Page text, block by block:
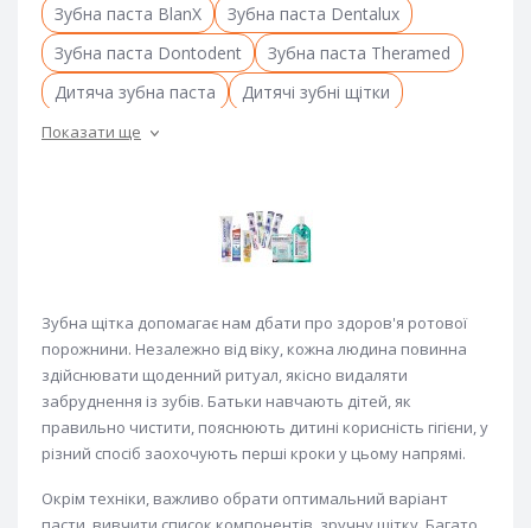
Зубна паста BlanX
Зубна паста Dentalux
Зубна паста Dontodent
Зубна паста Theramed
Дитяча зубна паста
Дитячі зубні щітки
Ополіскувач для рота
Показати ще
Зубна щітка допомагає нам дбати про здоров'я ротової
порожнини. Незалежно від віку, кожна людина повинна
здійснювати щоденний ритуал, якісно видаляти
забруднення із зубів. Батьки навчають дітей, як
правильно чистити, пояснюють дитині корисність гігієни, у
різний спосіб заохочують перші кроки у цьому напрямі.
Окрім техніки, важливо обрати оптимальний варіант